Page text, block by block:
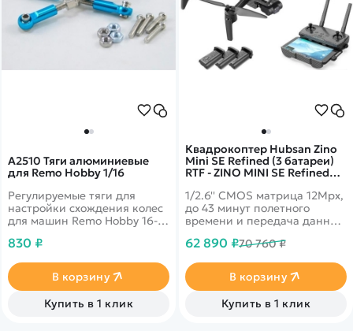
A2510 Тяги алюминиевые
для Remo Hobby 1/16
Регулируемые тяги для
настройки схождения колес
для машин Remo Hobby 16-го
830 ₽
В корзину
Купить в 1 клик
Квадрокоптер Hubsan Zino
Mini SE Refined (3 батареи)
RTF - ZINO MINI SE Refined
1/2.6'' CMOS матрица 12Mpx,
до 43 минут полетного
времени и передача данных
30fps и трансляция 1080p на
цифровой передачи
изображений&nbsp;Syncreas
62 890 ₽70 760 ₽
В корзину
Купить в 1 клик